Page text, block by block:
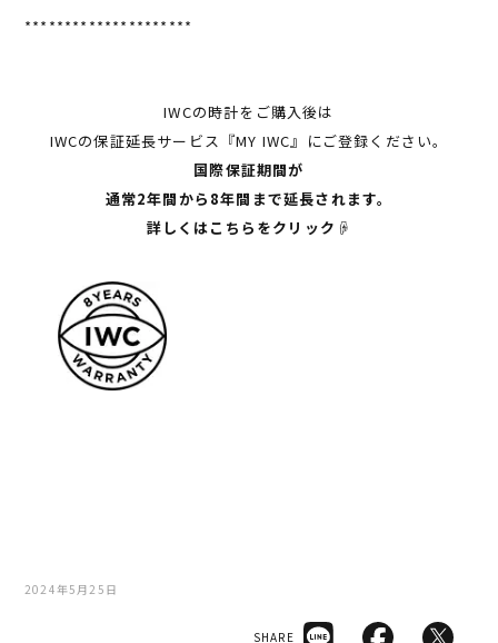
*********************
IWCの時計をご購入後は
IWCの保証延長サービス『MY IWC』にご登録ください。
国際保証期間が
通常2年間から8年間まで延長されます。
詳しくはこちらをクリック☟
2024年5月25日
SHARE